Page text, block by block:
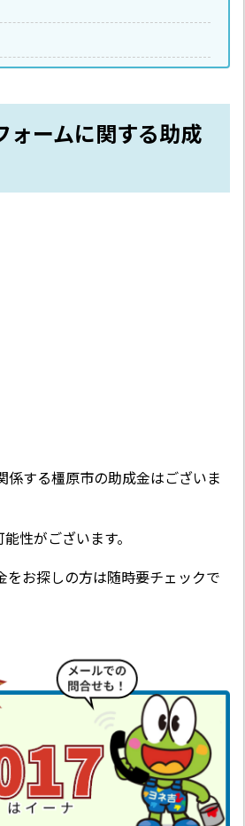
ォームに関する助成
する橿原市の助成金はございま
性がございます。
お探しの方は随時要チェックで